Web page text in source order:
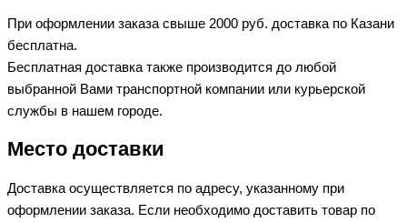
При оформлении заказа свыше 2000 руб. доставка по Казани
бесплатна.
Бесплатная доставка также производится до любой
выбранной Вами транспортной компании или курьерской
службы в нашем городе.
Место доставки
Доставка осуществляется по адресу, указанному при
оформлении заказа. Если необходимо доставить товар по